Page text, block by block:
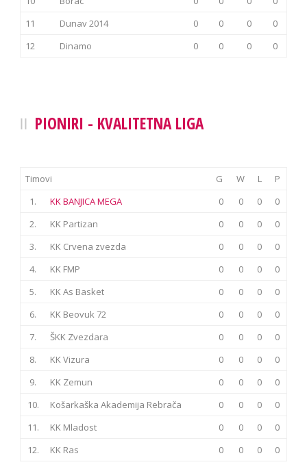
11
Dunav 2014 0 0 0
0
12
Dinamo 0 0 0 0
PIONIRI - KVALITETNA LIGA
Timovi G W L
P
1.
KK BANJICA MEGA 0 0 0
0
2.
KK Partizan 0 0 0
0
3.
KK Crvena zvezda 0 0 0
0
4.
KK FMP 0 0 0
0
5.
KK As Basket 0 0 0
0
6.
KK Beovuk 72 0 0 0
0
7.
ŠKK Zvezdara 0 0 0
0
8.
KK Vizura 0 0 0
0
9.
KK Zemun 0 0 0
0
10.
Košarkaška Akademija Rebrača 0 0 0
0
11.
KK Mladost 0 0 0
0
12.
KK Ras 0 0 0 0